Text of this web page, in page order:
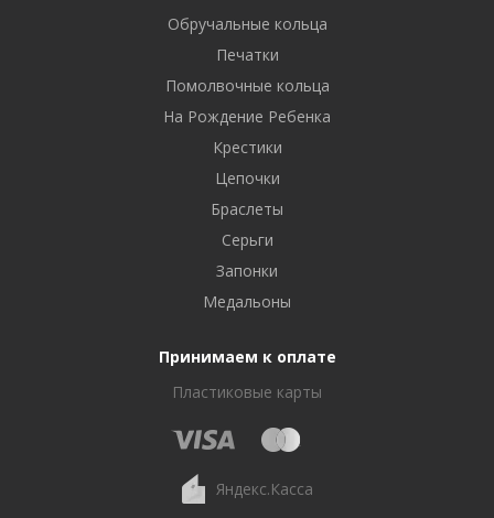
Обручальные кольца
Печатки
Помолвочные кольца
На Рождение Ребенка
Крестики
Цепочки
Браслеты
Серьги
Запонки
Медальоны
Принимаем к оплате
Пластиковые карты
Яндекс.Касса